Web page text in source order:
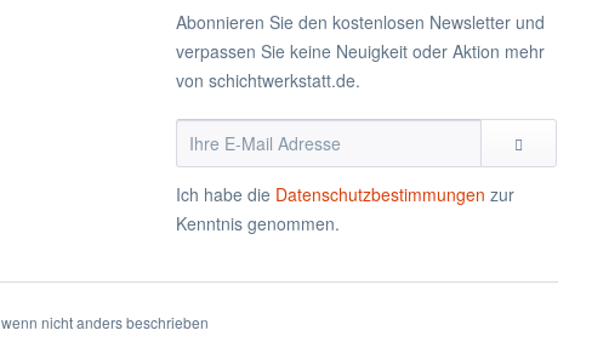
Abonnieren Sie den kostenlosen Newsletter und
verpassen Sie keine Neuigkeit oder Aktion mehr
von schichtwerkstatt.de.
Ich habe die Datenschutzbestimmungen zur
Kenntnis genommen.
nicht anders beschrieben